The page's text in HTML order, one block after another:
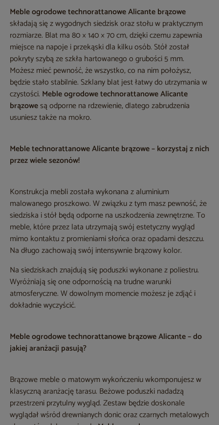
Meble ogrodowe technorattanowe Alicante brązowe
składają się z wygodnych siedzisk oraz stołu w praktycznym
rozmiarze. Blat ma 80 × 140 × 70 cm, dzięki czemu zapewnia
miejsce na napoje i przekąski dla kilku osób. Stół został
pokryty szybą ze szkła hartowanego o grubości 5 mm.
Możesz mieć pewność, że wszystko, co na nim położysz,
będzie stało stabilnie. Szklany blat jest łatwy do utrzymania w
czystości. Meble ogrodowe technorattanowe Alicante
brązowesą odporne na rdzewienie, dlatego zabrudzenia
usuniesz także na mokro.
Meble technorattanowe Alicante brązowe – korzystaj z nich
przez wiele sezonów!
Konstrukcja mebli została wykonana z aluminium
malowanego proszkowo. W związku z tym masz pewność, że
siedziska i stół będą odporne na uszkodzenia zewnętrzne. To
meble, które przez lata utrzymają swój estetyczny wygląd
mimo kontaktu z promieniami słońca oraz opadami deszczu.
Na długo zachowają swój intensywnie brązowy kolor.
Na siedziskach znajdują się poduszki wykonane z poliestru.
Wyróżniają się one odpornością na trudne warunki
atmosferyczne. W dowolnym momencie możesz je zdjąć i
dokładnie wyczyścić.
Meble ogrodowe technorattanowe brązowe Alicante – do
jakiej aranżacji pasują?
Brązowe meble o matowym wykończeniu wkomponujesz w
klasyczną aranżację tarasu. Beżowe poduszki nadadzą
przestrzeni przytulny wygląd. Zestaw będzie doskonale
wyglądał wśród drewnianych donic oraz czarnych metalowych